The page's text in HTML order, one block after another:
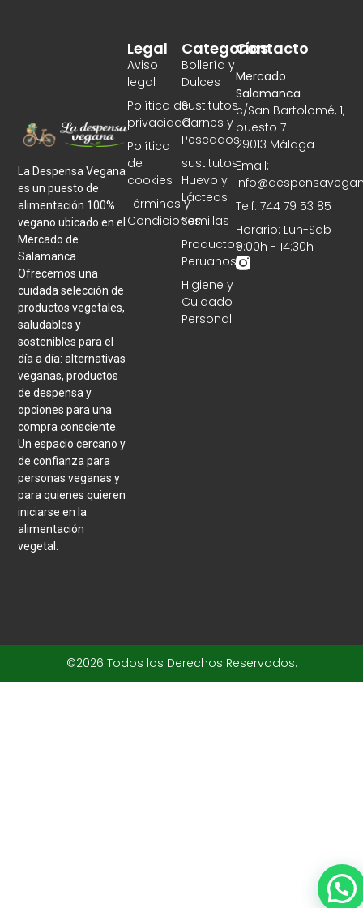
La Despensa Vegana
es un puesto de
alimentación 100%
vegano ubicado en el
Mercado de
Salamanca.
Ofrecemos una
cuidada selección de
productos vegetales,
saludables y
sostenibles para el
día a día: alternativas
veganas, productos
de despensa y
opciones para una
compra consciente.
Un espacio cercano y
de confianza para
personas veganas y
para quienes quieren
iniciarse en la
alimentación
vegetal.
Categorías
Bollería y
Dulces
Sustitutos
Carnes y
Pescados
sustitutos
Huevo y
Lácteos
Semillas
Productos
Peruanos
Higiene y
Cuidado
Personal
Legal
Aviso
legal
Política de
privacidad
Política
de
cookies
Términos y
Condiciones
Contacto
Mercado
Salamanca
c/San Bartolomé, 1,
puesto 7
29013 Málaga
Email:
Telf: 744 79 53 85
Horario: Lun-Sab
9:00h - 14:30h
©2026 Todos los Derechos Reservados.